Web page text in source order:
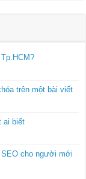
trên một bài viết
ai biết
SEO cho người mới